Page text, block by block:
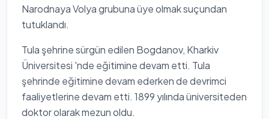
Narodnaya Volya grubuna üye olmak suçundan
tutuklandı.
Tula şehrine sürgün edilen Bogdanov, Kharkiv
Üniversitesi 'nde eğitimine devam etti. Tula
şehrinde eğitimine devam ederken de devrimci
faaliyetlerine devam etti. 1899 yılında üniversiteden
doktor olarak mezun oldu.